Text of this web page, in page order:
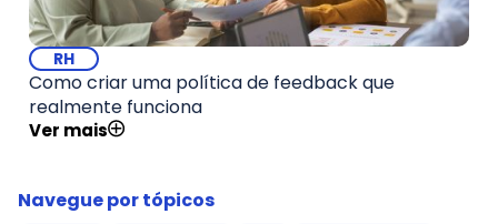
RH
Como criar uma política de feedback que
realmente funciona
Ver mais
Navegue por tópicos